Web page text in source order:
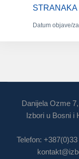
STRANAKA
Datum objave/
Danijela Ozme
Izbori u Bosni i
Telefon: